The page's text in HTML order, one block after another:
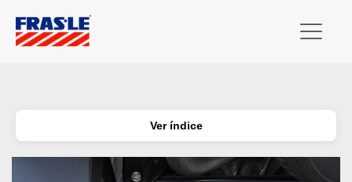
Ver índice